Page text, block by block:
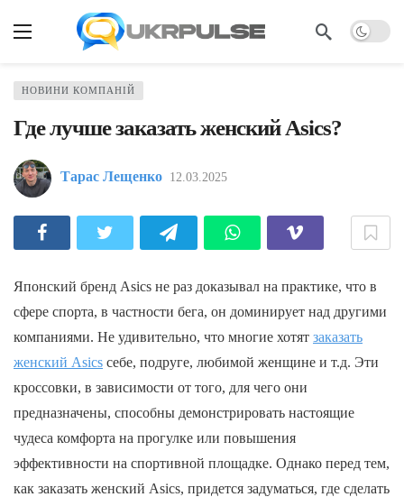
НОВИНИ КОМПАНІЙ
Где лучше заказать женский Asics?
Тарас Лещенко 12.03.2025
Японский бренд Asics не раз доказывал на практике, что в
сфере спорта, в частности бега, он доминирует над другими
компаниями. Не удивительно, что многие хотят заказать
женский Asics себе, подруге, любимой женщине и т.д. Эти
кроссовки, в зависимости от того, для чего они
предназначены, способны демонстрировать настоящие
чудеса комфорта на прогулке или повышения
эффективности на спортивной площадке. Однако перед тем,
как заказать женский Asics, придется задуматься, где сделать